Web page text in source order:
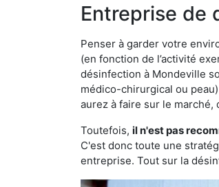
Entreprise de
Penser à garder votre
(en fonction de l’activité
désinfection à Mondeville
médico-chirurgical ou
aurez à faire sur le
Toutefois, il n'est pas
C'est donc toute une
entreprise. Tout sur la